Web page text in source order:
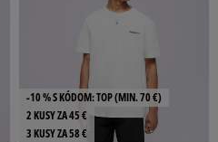
-10 % S KÓDOM: TOP (MIN. 70 €)
2 KUSY ZA 45 €
3 KUSY ZA 58 €